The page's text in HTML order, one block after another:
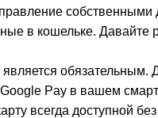
собственными
в кошельке. Давайте
обязательным.
Google Pay в вашем
всегда доступной